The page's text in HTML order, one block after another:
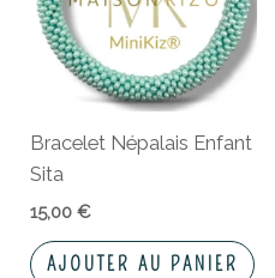
Bracelet Népalais Enfant
Sita
15,00€
AJOUTER AU PANIER